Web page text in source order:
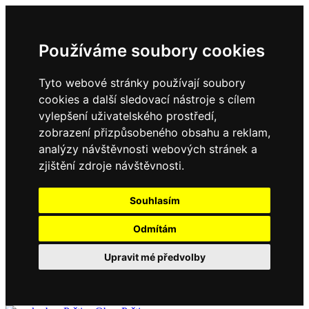
Používáme soubory cookies
Tyto webové stránky používají soubory
cookies a další sledovací nástroje s cílem
vylepšení uživatelského prostředí,
zobrazení přizpůsobeného obsahu a reklam,
analýzy návštěvnosti webových stránek a
zjištění zdroje návštěvnosti.
Souhlasím
Odmítám
Upravit mé předvolby